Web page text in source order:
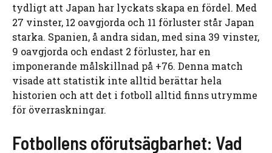
tydligt att Japan har lyckats skapa en fördel. Med
27 vinster, 12 oavgjorda och 11 förluster står Japan
starka. Spanien, å andra sidan, med sina 39 vinster,
9 oavgjorda och endast 2 förluster, har en
imponerande målskillnad på +76. Denna match
visade att statistik inte alltid berättar hela
historien och att det i fotboll alltid finns utrymme
för överraskningar.
Fotbollens oförutsägbarhet: Vad